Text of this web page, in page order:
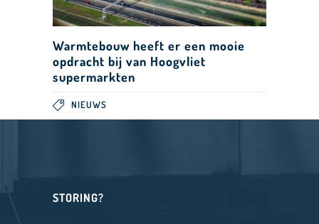
Warmtebouw heeft er een mooie
opdracht bij van Hoogvliet
supermarkten
NIEUWS
STORING?